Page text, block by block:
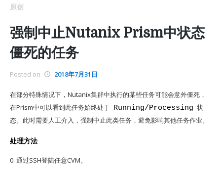
原创
强制中止Nutanix Prism中状态
僵死的任务
Posted on 2018年7月31日
在部分特殊情况下，Nutanix集群中执行的某些任务可能会意外僵死，
在Prism中可以看到此任务始终处于 Running/Processing 状
态。此时需要人工介入，强制中止此类任务，避免影响其他任务作业。
处理方法
0. 通过SSH登陆任意CVM。